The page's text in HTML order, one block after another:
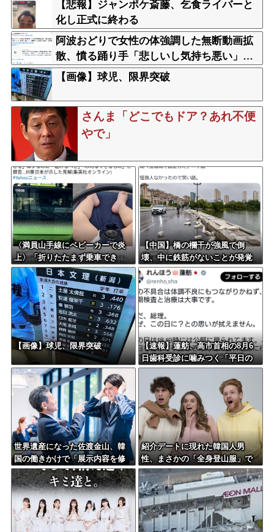
たとでも言うのか？」
【悲報】ジャンポケ斎藤、乞食ライバーと
化し正式に終わる
阿波おどりで女性の体強調した無断動画拡
散、憤る踊り手「悲しいし気持ち悪い」…
悪質なケースは警察への相談検討
【画像】球児、限界突破
さんま「どこでもドア？あれ不便
やで」
〈満員山手線にベビーカーで炎
上〉「折りたたまず乗車でき
る」はずなのに…JR東日本が示
した見解
【中国】橋の欄干が強風で倒
壊、中に鉄筋がないことが発覚
＝当局「接着剤で固定した」
【画像】球児、限界突破
【速報】蓮舫、高市首相の8月6
日歯科受診に噛みつく「平日の
その時間に行くべき！そういう
お立場！」
世界遺産になった佐渡金山、韓
国の働きかけで「展示内容を修
正しろ」と要求される
紹介デートに現れた韓国人男
性、まさかの「全身登山服」で
女性困惑ｗｗｗｗｗ